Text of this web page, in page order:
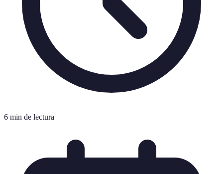
6 min de lectura